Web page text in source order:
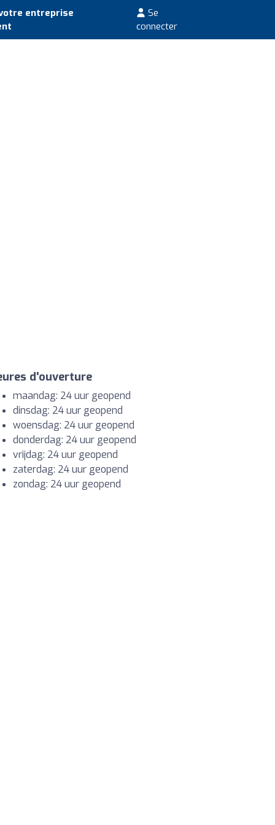
entreprise
Se
connecter
d'ouverture
maandag: 24 uur geopend
dinsdag: 24 uur geopend
woensdag: 24 uur geopend
donderdag: 24 uur geopend
vrijdag: 24 uur geopend
zaterdag: 24 uur geopend
zondag: 24 uur geopend